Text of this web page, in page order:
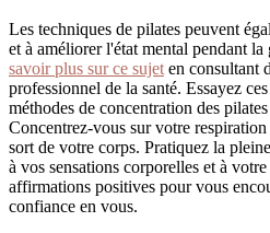
Les techniques de pilates peuvent
et à améliorer l'état mental pendant la
savoir plus sur ce sujeten consultant
professionnel de la santé. Essayez
méthodes de concentration des
Concentrez-vous sur votre
sort de votre corps. Pratiquez la
à vos sensations corporelles et à
affirmations positives pour vous
confiance en vous.